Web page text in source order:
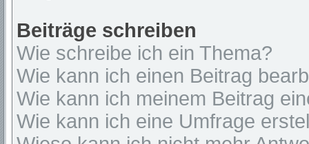
Beiträge schreiben
Wie schreibe ich ein Thema?
Wie kann ich einen Beitrag
Wie kann ich meinem Beitrag
Wie kann ich eine Umfrage